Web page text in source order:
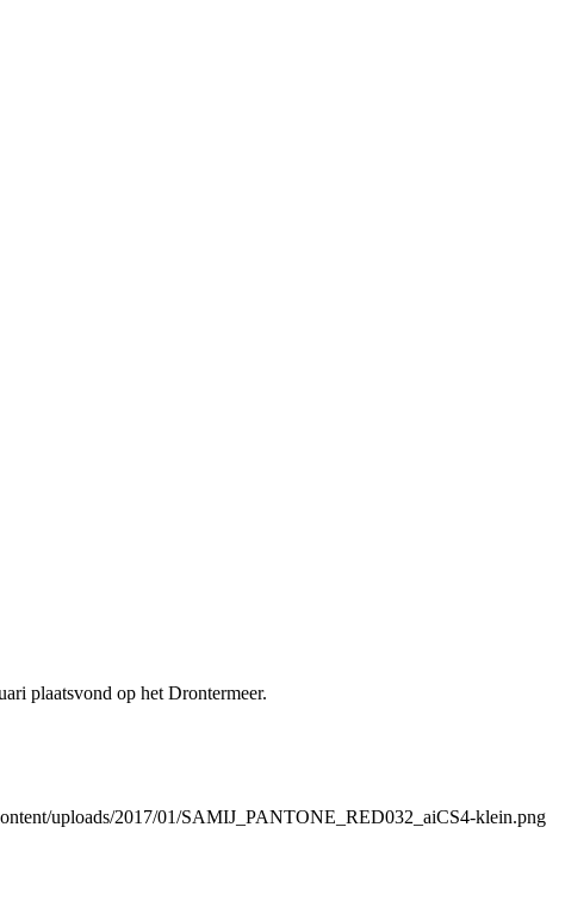
plaatsvond op het Drontermeer.
uploads/2017/01/SAMIJ_PANTONE_RED032_aiCS4-klein.png